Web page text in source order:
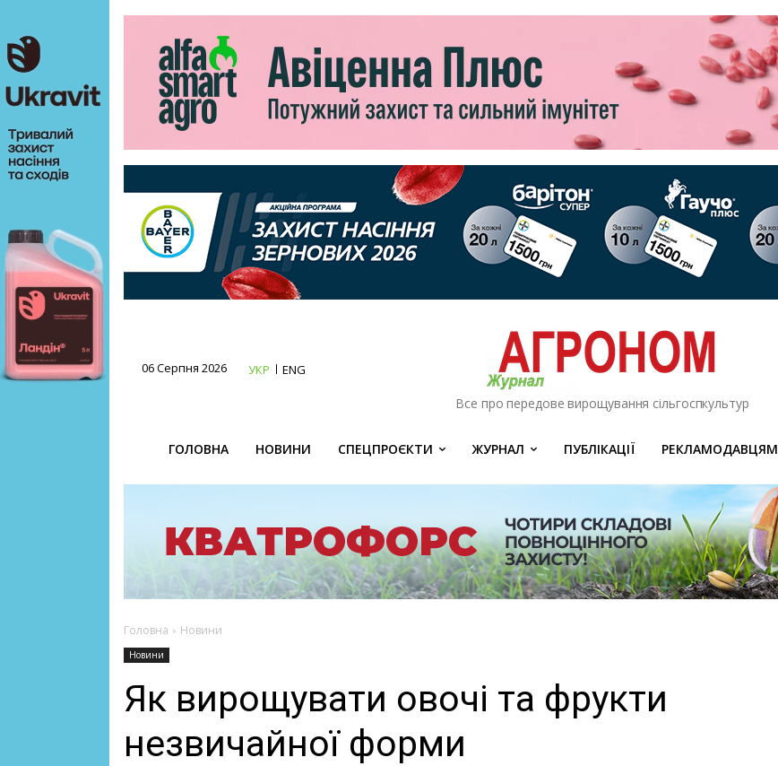
06 Серпня 2026 УКР ENG
Все про передове вирощування сільгоспкультур
ГОЛОВНА НОВИНИ СПЕЦПРОЄКТИ ЖУРНАЛ ПУБЛІКАЦІЇ РЕКЛАМОДАВЦЯМ
Головна Новини
Новини
Як вирощувати овочі та фрукти
незвичайної форми